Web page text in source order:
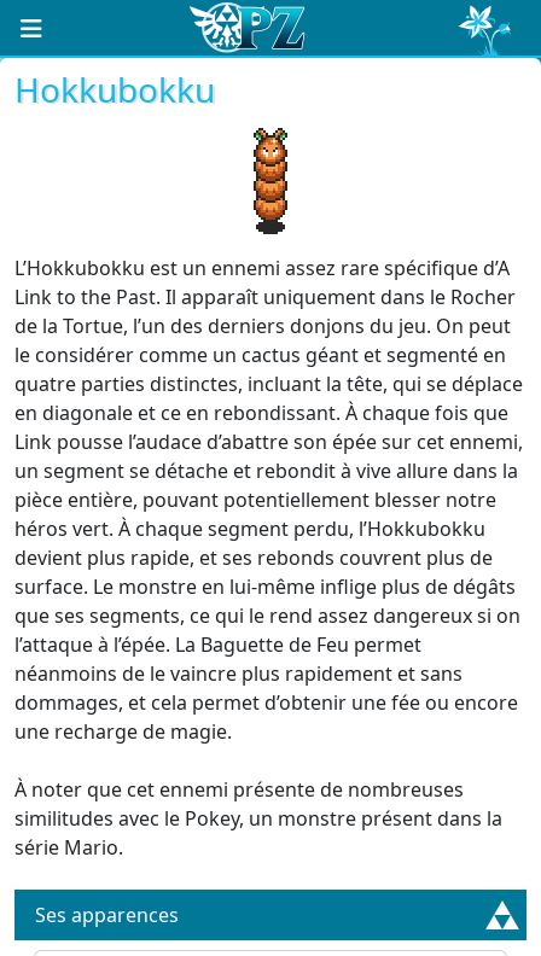
Hokkubokku
L’Hokkubokku est un ennemi assez rare spécifique d’A
Link to the Past. Il apparaît uniquement dans le Rocher
de la Tortue, l’un des derniers donjons du jeu. On peut
le considérer comme un cactus géant et segmenté en
quatre parties distinctes, incluant la tête, qui se déplace
en diagonale et ce en rebondissant. À chaque fois que
Link pousse l’audace d’abattre son épée sur cet ennemi,
un segment se détache et rebondit à vive allure dans la
pièce entière, pouvant potentiellement blesser notre
héros vert. À chaque segment perdu, l’Hokkubokku
devient plus rapide, et ses rebonds couvrent plus de
surface. Le monstre en lui-même inflige plus de dégâts
que ses segments, ce qui le rend assez dangereux si on
l’attaque à l’épée. La Baguette de Feu permet
néanmoins de le vaincre plus rapidement et sans
dommages, et cela permet d’obtenir une fée ou encore
une recharge de magie.
À noter que cet ennemi présente de nombreuses
similitudes avec le Pokey, un monstre présent dans la
série Mario.
Ses apparences